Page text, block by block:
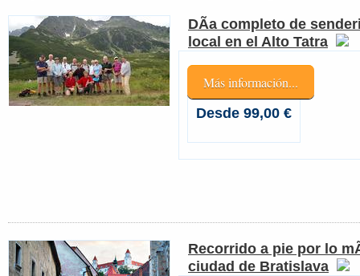
DÃ­a completo de
local en el Alto Tatra
Más información...
Desde 99,00 €
Recorrido a pie por lo
ciudad de Bratislava